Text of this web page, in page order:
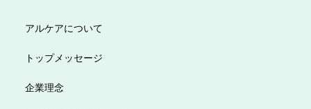
アルケアについて
トップメッセージ
企業理念